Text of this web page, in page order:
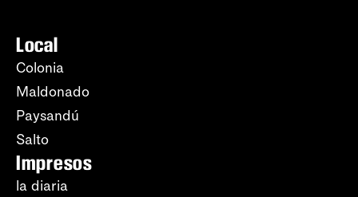
Local
Colonia
Maldonado
Paysandú
Salto
Impresos
la diaria